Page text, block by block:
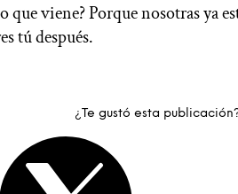
que viene? Porque nosotras ya
tú después.
¿Te gustó esta